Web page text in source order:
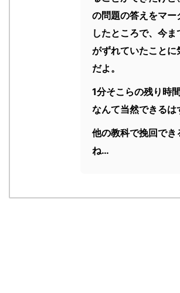
の問題の答えをマー
したところで、今ま
がずれていたことに
だよ。
1分そこらの残り時
なんて当然できるは
他の教科で挽回でき
ね…